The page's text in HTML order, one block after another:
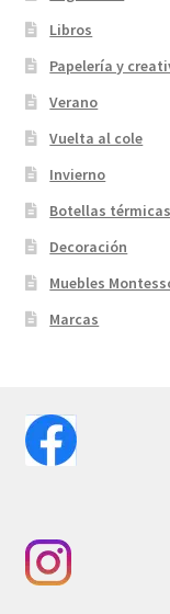
Libros
Papelería y
Verano
Vuelta al cole
Invierno
Botellas térmicas
Decoración
Muebles
Marcas